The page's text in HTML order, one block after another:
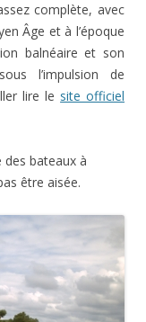
complète, avec
Âge et à l’époque
balnéaire et son
l’impulsion de
lire le site officiel
bateaux à
être aisée.